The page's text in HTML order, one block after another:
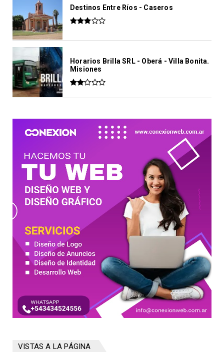
Destinos Entre Ríos - Caseros
Horarios Brilla SRL - Oberá - Villa Bonita.
Misiones
VISTAS A LA PÁGINA